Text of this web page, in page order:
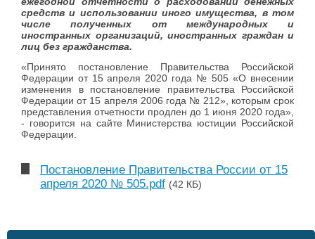
средств и использовании иного имущества, в том
числе полученных от международных и
иностранных организаций, иностранных граждан и
лиц без гражданства.
«Принято постановление Правительства Российской
Федерации от 15 апреля 2020 года № 505 «О внесении
изменения в постановление правительства Российской
Федерации от 15 апреля 2006 года № 212», которым срок
представления отчетности продлен до 1 июня 2020 года»,
- говорится на сайте Министерства юстиции Российской
Федерации.
Постановление Правительства России от 15
апреля 2020 № 505.pdf (42 КБ)